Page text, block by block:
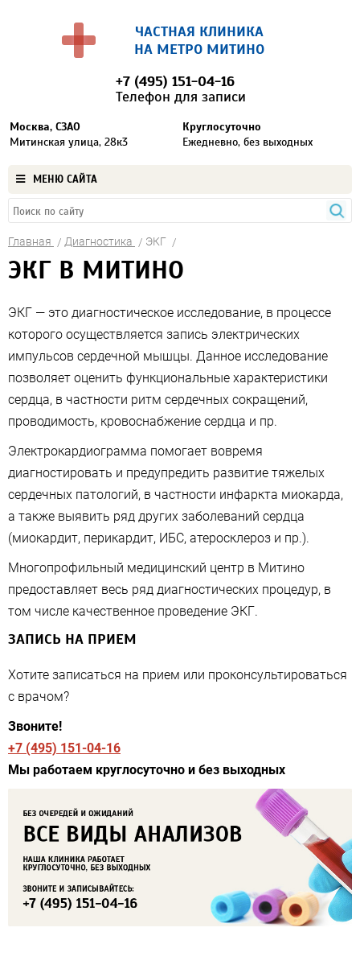
ЧАСТНАЯ КЛИНИКА
НА МЕТРО МИТИНО
Москва, СЗАО
Митинская улица, 28к3
+7 (495) 151-04-16
Телефон для записи
Круглосуточно
Ежедневно, без выходных
МЕНЮ САЙТА
Главная Диагностика ЭКГ
ЭКГ В МИТИНО
ЭКГ — это диагностическое исследование, в процессе
которого осуществляется запись электрических
импульсов сердечной мышцы. Данное исследование
позволяет оценить функциональные характеристики
сердца, в частности ритм сердечных сокращений,
проводимость, кровоснабжение сердца и пр.
Электрокардиограмма помогает вовремя
диагностировать и предупредить развитие тяжелых
сердечных патологий, в частности инфаркта миокарда,
а также выявить ряд других заболеваний сердца
(миокардит, перикардит, ИБС, атеросклероз и пр.).
Многопрофильный медицинский центр в Митино
предоставляет весь ряд диагностических процедур, в
том числе качественное проведение ЭКГ.
ЗАПИСЬ НА ПРИЕМ
Хотите записаться на прием или проконсультироваться
с врачом?
Звоните!
+7 (495) 151-04-16
Мы работаем круглосуточно и без выходных